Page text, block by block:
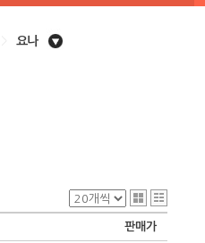
요나
판매가